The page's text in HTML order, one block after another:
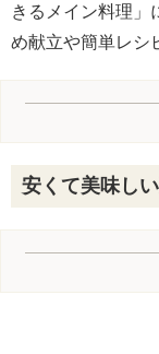
きるメイン料理」
め献立や簡単レシ
安くて美味し